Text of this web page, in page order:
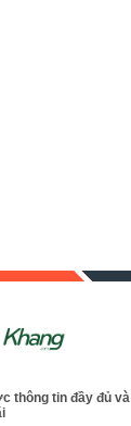
thông tin đầy đủ và